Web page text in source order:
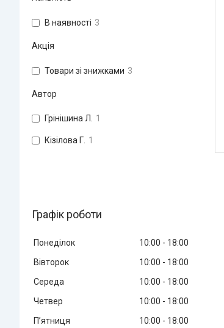
В наявності 3
Акція
Товари зі знижками 3
Автор
Грінішина Л. 1
Кізілова Г. 1
Графік роботи
Понеділок 10:00
18:00
Вівторок
10:00
18:00
Середа
10:00
18:00
Четвер
10:00
18:00
Пʼятниця
10:00
18:00